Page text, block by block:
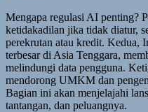
Mengapa regulasi AI penting?
ketidakadilan jika tidak diatur,
perekrutan atau kredit. Kedua,
terbesar di Asia Tenggara,
melindungi data pengguna.
mendorong UMKM dan
Bagian ini akan menjelajahi
tantangan, dan peluangnya.